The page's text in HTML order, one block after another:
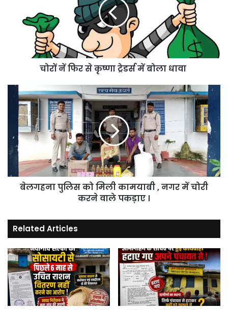
ट्रेडर्स
चोरों नें फिर से कृष्णा ट्रेडर्स में बोला धावा
बेलगहना
पुलिस
कामयाबी
नगर
चोरी
।
बेलगहना पुलिस को मिली कामयाबी , नगर में चोरी
करने वाले पकड़ाए ।
Related Articles